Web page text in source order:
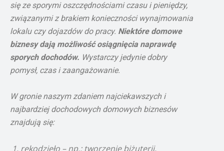
się ze sporymi oszczędnościami czasu i pieniędzy,
związanymi z brakiem konieczności wynajmowania
lokalu czy dojazdów do pracy. Niektóre domowe
biznesy dają możliwość osiągnięcia naprawdę
sporych dochodów. Wystarczy jedynie dobry
pomysł, czas i zaangażowanie.
W gronie naszym zdaniem najciekawszych i
najbardziej dochodowych domowych biznesów
znajdują się:
rękodzieło – np.: tworzenie biżuterii,